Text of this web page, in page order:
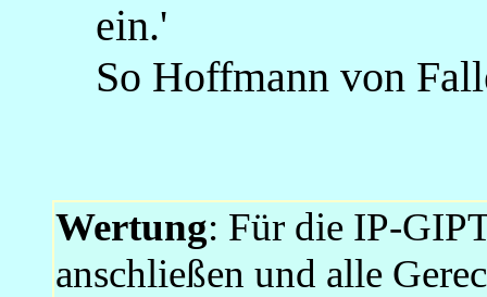
ein.'
So Hoffmann von
Wertung: Für die IP-
anschließen und alle